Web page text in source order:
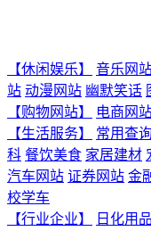
【休闲娱乐】 音乐网
站 动漫网站 幽默笑话
【购物网站】
电商网
【生活服务】
常用查询
科 餐饮美食 家居建材
汽车网站 证券网站 金
校学车
【行业企业】
日化用品